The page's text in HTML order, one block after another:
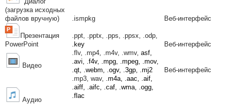
(загрузка исходных
файлов вручную)
.ismpkg Веб-интерфейс
Презентация
PowerPoint
.ppt, .pptx, .pps, .ppsx, .odp,
.key
Веб-интерфейс
Видео
.flv, .mp4, .m4v, .wmv, asf,
.avi, .f4v, .mpg, .mpeg, .mov,
.qt, .webm, .ogv, .3gp, .mj2
Веб-интерфейс
Аудио
.mp3, wav, .m4a, .aac, .aif,
.aiff, .aifc, .caf, .wma, .ogg,
.flac